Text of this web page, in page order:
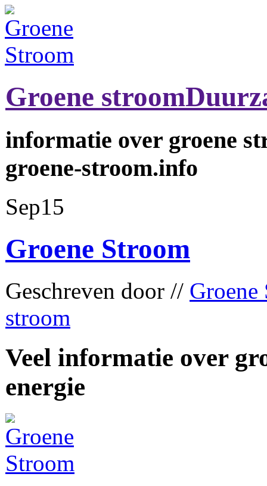
Groene stroom
informatie over groene
groene-stroom.info
Sep15
Groene Stroom
Geschreven door // Groene
stroom
Veel informatie over
energie